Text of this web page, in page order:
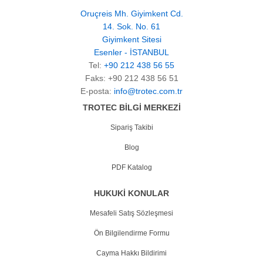
Oruçreis Mh. Giyimkent Cd.
14. Sok. No. 61
Giyimkent Sitesi
Esenler - İSTANBUL
Tel: +90 212 438 56 55
Faks: +90 212 438 56 51
E-posta: info@trotec.com.tr
TROTEC BİLGİ MERKEZİ
Sipariş Takibi
Blog
PDF Katalog
HUKUKİ KONULAR
Mesafeli Satış Sözleşmesi
Ön Bilgilendirme Formu
Cayma Hakkı Bildirimi